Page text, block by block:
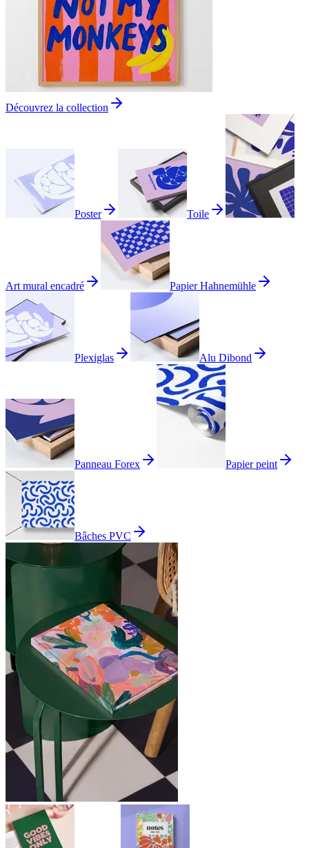
Découvrez la collection
Poster Toile
Art mural encadré Papier Hahnemühle
Plexiglas Alu Dibond
Panneau Forex Papier peint
Bâches PVC